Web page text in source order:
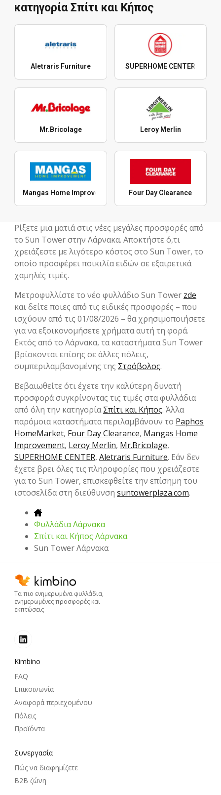
κατηγορία Σπίτι και Κήπος
Aletraris Furniture SUPERHOME CENTER
Mr.Bricolage Leroy Merlin
Mangas Home Improvement Four Day Clearance
Ρίξετε μια ματιά στις νέες μεγάλες προσφορές από
το Sun Tower στην Λάρνακα. Αποκτήστε ό,τι
χρειάζεστε με λιγότερο κόστος στο Sun Tower, το
οποίο προσφέρει ποικιλία ειδών σε εξαιρετικά
χαμηλές τιμές.
Mετροφυλλίστε το νέο φυλλάδιο Sun Tower zde
και δείτε ποιες από τις ειδικές προσφορές – που
ισχύουν από τις 01/08/2026 – θα χρησιμοποιήσετε
για να εξοικονομήσετε χρήματα αυτή τη φορά.
Εκτός από το Λάρνακα, τα καταστήματα Sun Tower
βρίσκονται επίσης σε άλλες πόλεις,
συμπεριλαμβανομένης της Στρόβολος.
Βεβαιωθείτε ότι έχετε την καλύτερη δυνατή
προσφορά συγκρίνοντας τις τιμές στα φυλλάδια
από όλη την κατηγορίαΣπίτι και Κήπος. Άλλα
παρόμοια καταστήματα περιλαμβάνουν το Paphos
HomeMarket, Four Day Clearance, Mangas Home
Improvement, Leroy Merlin, Mr.Bricolage,
SUPERHOME CENTER, Aletraris Furniture. Εάν δεν
έχετε βρει όλες τις πληροφορίες που χρειάζεστε
για το Sun Tower, επισκεφθείτε την επίσημη του
ιστοσελίδα στη διεύθυνση suntowerplaza.com.
Φυλλάδια Λάρνακα
Σπίτι και Κήπος Λάρνακα
Sun Tower Λάρνακα
Τα πιο ενημερωμένα φυλλάδια,
ενημερωμένες προσφορές και
εκπτώσεις
Kimbino
FAQ
Επικοινωνία
Αναφορά περιεχομένου
Πόλεις
Προϊόντα
Συνεργασία
Πώς να διαφημίζετε
B2B ζώνη